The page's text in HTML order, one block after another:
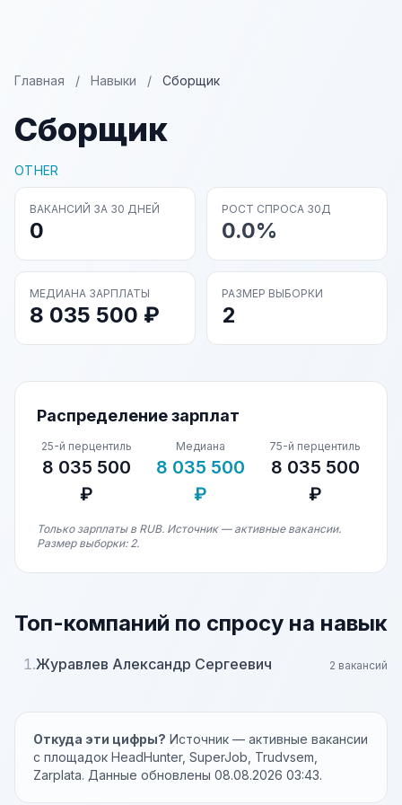
Главная / Навыки / Сборщик
Сборщик
OTHER
ВАКАНСИЙ ЗА 30 ДНЕЙ
0
РОСТ СПРОСА 30Д
0.0%
МЕДИАНА ЗАРПЛАТЫ
8 035 500 ₽
РАЗМЕР ВЫБОРКИ
2
Распределение зарплат
25-й перцентиль
8 035 500
₽
Медиана
8 035 500
₽
75-й перцентиль
8 035 500
₽
Только зарплаты в RUB. Источник — активные вакансии.
Размер выборки: 2.
Топ-компаний по спросу на навык
1.Журавлев Александр Сергеевич 2 вакансий
Откуда эти цифры? Источник — активные вакансии
с площадок HeadHunter, SuperJob, Trudvsem,
Zarplata. Данные обновлены 08.08.2026 03:43.